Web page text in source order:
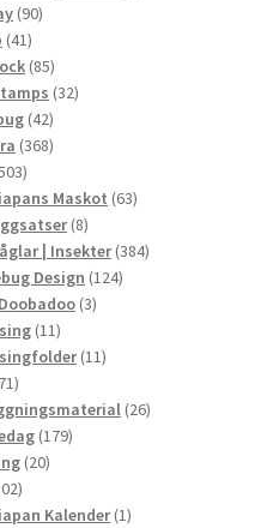
9090
4141
produkter
8585
produkter
3232
4242
produkter
368368
2503
produkter
Maskot 6363
88
produkter
| Insekter 384384
Design 124124
33
1111
produkter
1111
171
produkter
2626
179179
2020
102
produkter
Kalender 11